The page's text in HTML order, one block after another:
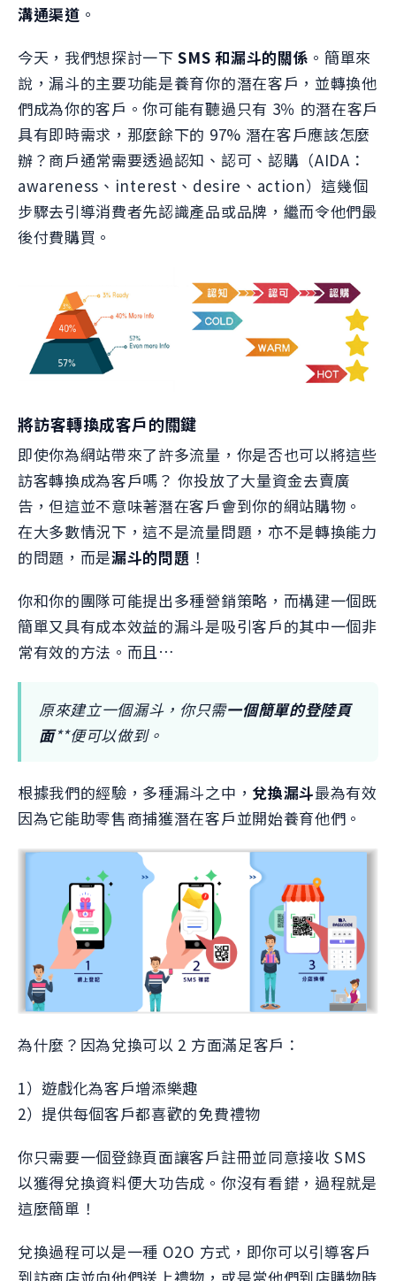
溝通渠道 。
今天，我們想探討一下SMS 和漏斗的關係 。簡單來
說，漏斗的主要功能是養育你的潛在客戶，並轉換他
們成為你的客戶。你可能有聽過只有 3％ 的潛在客戶
具有即時需求，那麼餘下的 97% 潛在客戶應該怎麼
辦？商戶通常需要透過認知、認可、認購（AIDA：
awareness、interest、desire、action）這幾個
步驟去引導消費者先認識產品或品牌，繼而令他們最
後付費購買。
將訪客轉換成客戶的關鍵
即使你為網站帶來了許多流量，你是否也可以將這些
訪客轉換成為客戶嗎？ 你投放了大量資金去賣廣
告，但這並不意味著潛在客戶會到你的網站購物。
在大多數情況下，這不是流量問題，亦不是轉換能力
的問題，而是漏斗的問題 ！
你和你的團隊可能提出多種營銷策略，而構建一個既
簡單又具有成本效益的漏斗是吸引客戶的其中一個非
常有效的方法。而且…
原來建立一個漏斗，你只需一個簡單的登陸頁
面**便可以做到。
根據我們的經驗，多種漏斗之中， 兌換漏斗最為有效
因為它能助零售商捕獲潛在客戶並開始養育他們。
為什麼？因為兌換可以 2 方面滿足客戶：
1）遊戲化為客戶增添樂趣
2）提供每個客戶都喜歡的免費禮物
你只需要一個登錄頁面讓客戶註冊並同意接收 SMS
以獲得兌換資料便大功告成。你沒有看錯，過程就是
這麼簡單！
兌換過程可以是一種 O2O 方式，即你可以引導客戶